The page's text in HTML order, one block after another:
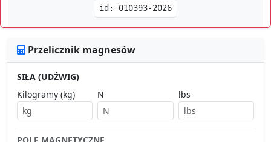
id: 010393-2026
Przelicznik magnesów
SIŁA (UDŹWIG)
Kilogramy (kg)
N lbs